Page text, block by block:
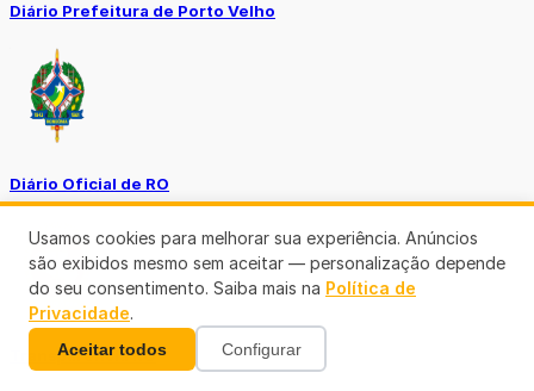
Diário Prefeitura de Porto Velho
Diário Oficial de RO
Transparência RO
Usamos cookies para melhorar sua experiência. Anúncios
são exibidos mesmo sem aceitar — personalização depende
do seu consentimento. Saiba mais na Política de
Privacidade.
Aceitar todos Configurar